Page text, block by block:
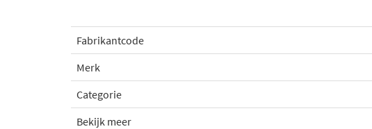
Fabrikantcode
Merk
Categorie
Bekijk meer